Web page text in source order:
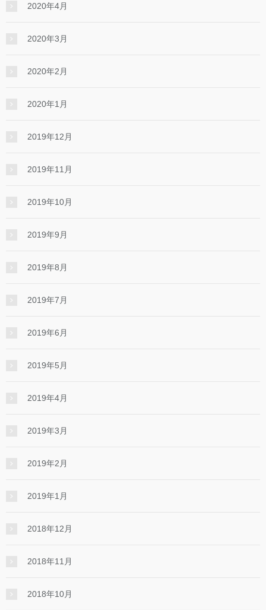
2020年4月
2020年3月
2020年2月
2020年1月
2019年12月
2019年11月
2019年10月
2019年9月
2019年8月
2019年7月
2019年6月
2019年5月
2019年4月
2019年3月
2019年2月
2019年1月
2018年12月
2018年11月
2018年10月